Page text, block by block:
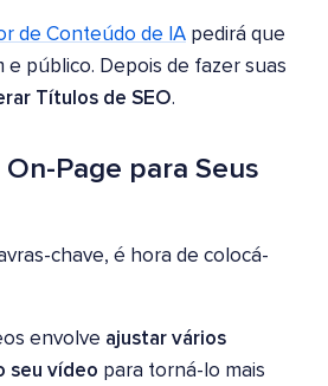
de Conteúdo de IA pedirá que
público. Depois de fazer suas
Títulos de SEO.
Page para Seus
chave, é hora de colocá-
envolve ajustar vários
seu vídeo para torná-lo mais